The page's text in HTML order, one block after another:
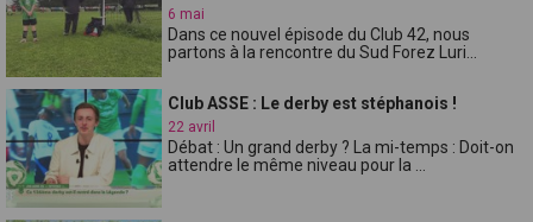
6 mai
Dans ce nouvel épisode du Club 42, nous
partons à la rencontre du Sud Forez Luri...
Club ASSE : Le derby est stéphanois !
22 avril
Débat : Un grand derby ? La mi-temps : Doit-on
attendre le même niveau pour la ...